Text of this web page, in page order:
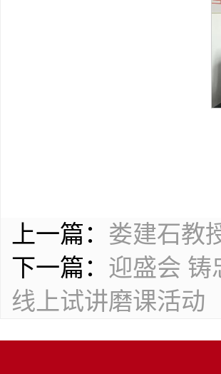
上一篇： 娄建石教
下一篇： 迎盛会 铸
线上试讲磨课活动